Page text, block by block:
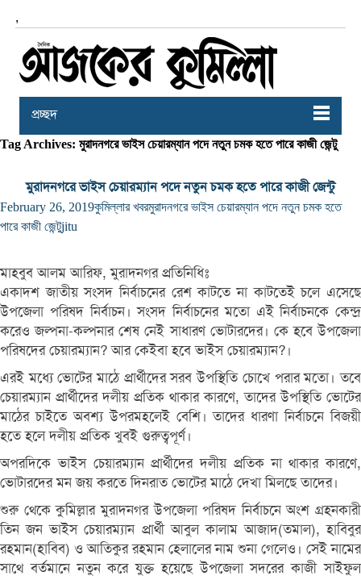
,
প্রচ্ছদ
Tag Archives: মুরাদনগরে ভাইস চেয়ারম্যান পদে নতুন চমক হতে পারে কাজী জেন্টু
মুরাদনগরে ভাইস চেয়ারম্যান পদে নতুন চমক হতে পারে কাজী জেন্টু
February 26, 2019কুমিল্লার খবরমুরাদনগরে ভাইস চেয়ারম্যান পদে নতুন চমক হতে
পারে কাজী জেন্টুjitu
মাহবুব আলম আরিফ, মুরাদনগর প্রতিনিধিঃ
একাদশ জাতীয় সংসদ নির্বাচনের রেশ কাটতে না কাটতেই চলে এসেছে
উপজেলা পরিষদ নির্বাচন। সংসদ নির্বাচনের মতো এই নির্বাচনকে কেন্দ্র
করেও জল্পনা-কল্পনার শেষ নেই সাধারণ ভোটারদের। কে হবে উপজেলা
পরিষদের চেয়ারম্যান? আর কেইবা হবে ভাইস চেয়ারম্যান?।
এরই মধ্যে ভোটের মাঠে প্রার্থীদের সরব উপস্থিতি চোখে পরার মতো। তবে
চেয়ারম্যান প্রার্থীদের দলীয় প্রতিক থাকার কারণে, তাদের উপস্থিতি ভোটের
মাঠের চাইতে অবশ্য উপরমহলেই বেশি। তাদের ধারণা নির্বাচনে বিজয়ী
হতে হলে দলীয় প্রতিক খুবই গুরুত্বপূর্ণ।
অপরদিকে ভাইস চেয়ারম্যান প্রার্থীদের দলীয় প্রতিক না থাকার কারণে,
ভোটারদের মন জয় করতে দিনরাত ভোটের মাঠে দেখা মিলছে তাদের।
শুরু থেকে কুমিল্লার মুরাদনগর উপজেলা পরিষদ নির্বাচনে অংশ গ্রহনকারী
তিন জন ভাইস চেয়ারম্যান প্রার্থী আবুল কালাম আজাদ(তমাল), হাবিবুর
রহমান(হাবিব) ও আতিকুর রহমান হেলালের নাম শুনা গেলেও। সেই নামের
সাথে বর্তমানে নতুন করে যুক্ত হয়েছে উপজেলা সদরের কাজী সাইফুল